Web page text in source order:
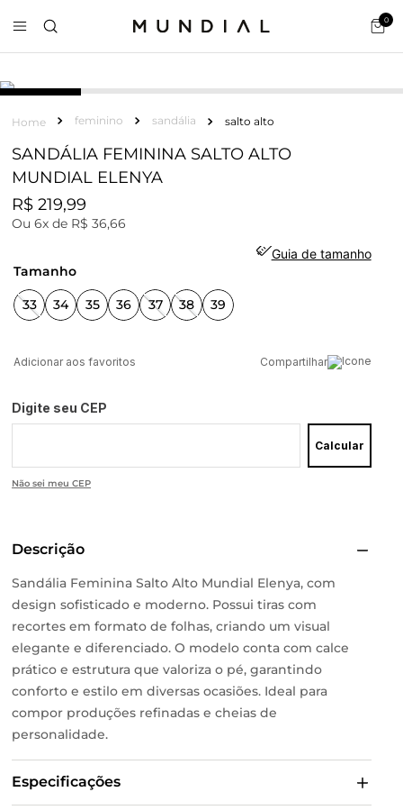
0
feminino sandália salto alto
SANDÁLIA FEMININA SALTO ALTO
MUNDIAL ELENYA
R$ 219,99
Ou 6x de R$ 36,66
Guia de tamanho
tamanho
33 34 35 36 37 38 39
Compartilhar
Digite seu CEP
Calcular
Não sei meu CEP
Descrição
Sandália Feminina Salto Alto Mundial Elenya, com
design sofisticado e moderno. Possui tiras com
recortes em formato de folhas, criando um visual
elegante e diferenciado. O modelo conta com calce
prático e estrutura que valoriza o pé, garantindo
conforto e estilo em diversas ocasiões. Ideal para
compor produções refinadas e cheias de
personalidade.
Especificações